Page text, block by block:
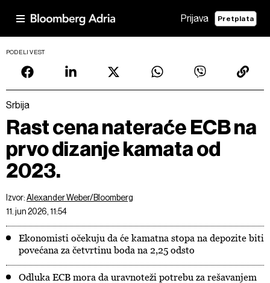
Prijava Pretplata
PODELI VEST
Srbija
Rast cena nateraće ECB na
prvo dizanje kamata od
2023.
Izvor:Alexander Weber/Bloomberg
11. jun 2026, 11:54
Ekonomisti očekuju da će kamatna stopa na depozite biti
povećana za četvrtinu boda na 2,25 odsto
Odluka ECB mora da uravnoteži potrebu za rešavanjem